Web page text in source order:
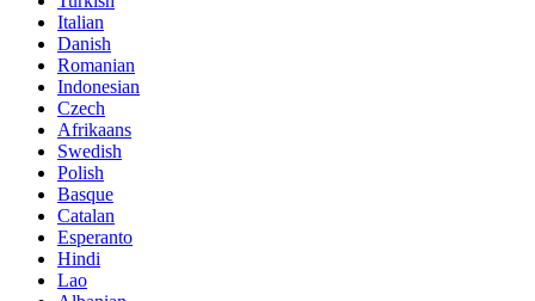
Italian
Danish
Romanian
Indonesian
Czech
Afrikaans
Swedish
Polish
Basque
Catalan
Esperanto
Hindi
Lao